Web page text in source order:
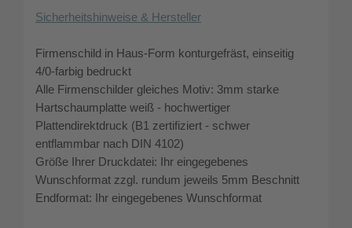
Sicherheitshinweise & Hersteller
Firmenschild in Haus-Form konturgefräst, einseitig
4/0-farbig bedruckt
Alle Firmenschilder gleiches Motiv: 3mm starke
Hartschaumplatte weiß - hochwertiger
Plattendirektdruck (B1 zertifiziert - schwer
entflammbar nach DIN 4102)
Größe Ihrer Druckdatei: Ihr eingegebenes
Wunschformat zzgl. rundum jeweils 5mm Beschnitt
Endformat: Ihr eingegebenes Wunschformat